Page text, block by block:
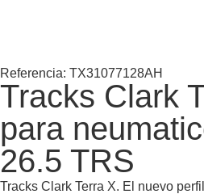
Referencia: TX31077128AH
Tracks Clark
para
26.5 TRS
Tracks Clark Terra X. El nuevo